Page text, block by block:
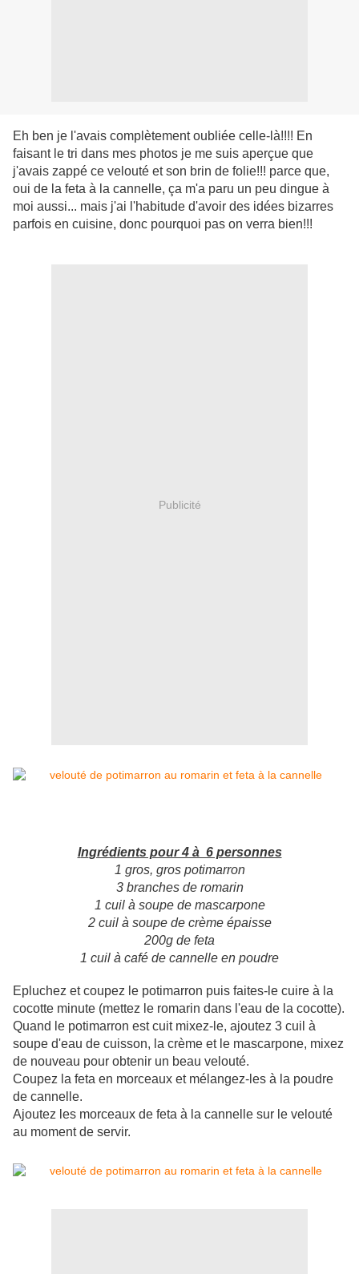
Eh ben je l'avais complètement oubliée celle-là!!!! En
faisant le tri dans mes photos je me suis aperçue que
j'avais zappé ce velouté et son brin de folie!!! parce que,
oui de la feta à la cannelle, ça m'a paru un peu dingue à
moi aussi... mais j'ai l'habitude d'avoir des idées bizarres
parfois en cuisine, donc pourquoi pas on verra bien!!!
Publicité
Ingrédients pour 4 à 6 personnes
1 gros, gros potimarron
3 branches de romarin
1 cuil à soupe de mascarpone
2 cuil à soupe de crème épaisse
200g de feta
1 cuil à café de cannelle en poudre
Epluchez et coupez le potimarron puis faites-le cuire à la
cocotte minute (mettez le romarin dans l'eau de la cocotte).
Quand le potimarron est cuit mixez-le, ajoutez 3 cuil à
soupe d'eau de cuisson, la crème et le mascarpone, mixez
de nouveau pour obtenir un beau velouté.
Coupez la feta en morceaux et mélangez-les à la poudre
de cannelle.
Ajoutez les morceaux de feta à la cannelle sur le velouté
au moment de servir.